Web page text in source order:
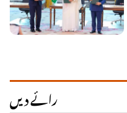
رائے دیں